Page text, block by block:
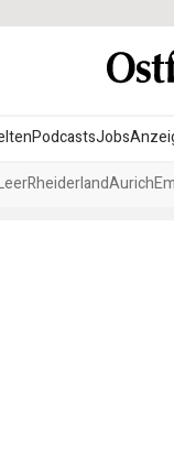
PodcastsJobs
RheiderlandAurich